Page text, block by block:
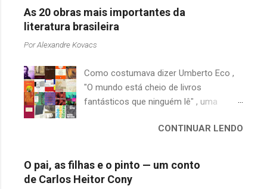
n
t
á
o
s
As 20 obras mais importantes da
literatura brasileira
PorAlexandre Kovacs
Como costumava dizer Umberto Eco ,
"O mundo está cheio de livros
fantásticos que ninguém lê" , uma
quando falamos de clássicos da
escritores brasileiros, somos forçados
a uma avaliação burocrática na escola e
CONTINUAR LENDO
O pai, as filhas e o pinto — um conto
de Carlos Heitor Cony